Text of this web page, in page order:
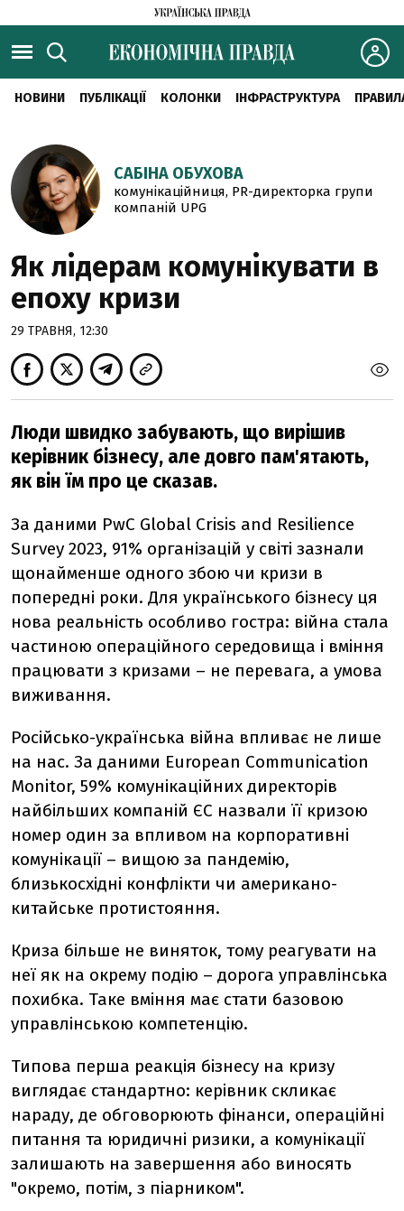
НОВИНИ ПУБЛІКАЦІЇ КОЛОНКИ ІНФРАСТРУКТУРА
САБІНА ОБУХОВА
комунікаційниця, PR-директорка групи
компаній UPG
Як лідерам комунікувати в
епоху кризи
29 ТРАВНЯ, 12:30
Люди швидко забувають, що вирішив
керівник бізнесу, але довго пам'ятають,
як він їм про це сказав.
За даними PwC Global Crisis and Resilience
Survey 2023, 91% організацій у світі зазнали
щонайменше одного збою чи кризи в
попередні роки. Для українського бізнесу ця
нова реальність особливо гостра: війна стала
частиною операційного середовища і вміння
працювати з кризами – не перевага, а умова
виживання.
Російсько-українська війна впливає не лише
на нас. За даними European Communication
Monitor, 59% комунікаційних директорів
найбільших компаній ЄС назвали її кризою
номер один за впливом на корпоративні
комунікації – вищою за пандемію,
близькосхідні конфлікти чи американо-
китайське протистояння.
Криза більше не виняток, тому реагувати на
неї як на окрему подію – дорога управлінська
похибка. Таке вміння має стати базовою
управлінською компетенцію.
Типова перша реакція бізнесу на кризу
виглядає стандартно: керівник скликає
нараду, де обговорюють фінанси, операційні
питання та юридичні ризики, а комунікації
залишають на завершення або виносять
"окремо, потім, з піарником".